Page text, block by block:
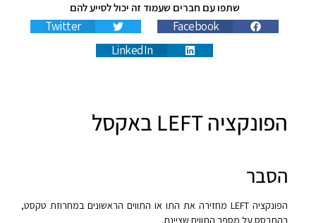
שתפו עם חברים שעמוד זה יכול לסייע להם
Facebook
Twitter
LinkedIn
הפונקציה LEFT‏ באקסל
הסבר
הפונקציה LEFT מחזירה את התו או התווים הראשונים במחרוזת טקסט,
בהתבסס על מספר התווים שציינת.